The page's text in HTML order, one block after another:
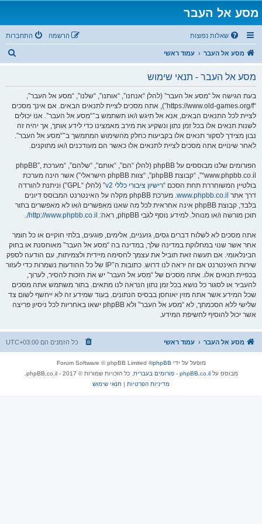
מסע אל העבר
שאלות נפוצות התחברות הרשמה
מסע אל העבר עמוד ראשי
מסע אל העבר - תנאי שימוש
בעת הגישה אל “מסע אל העבר” (להלן “אנחנו”, “אותנו”, “שלנו”, “מסע אל העבר”,
“https://www.old-games.org/f”), אתה מסכים לציית לתנאים הבאים. אם אינך מסכים
לציית לכל התנאים הבאים, אנא אל תיגש ו/או תשתמש ב־“מסע אל העבר”. אנו יכולים
לשנות תנאים אלו בכל זמן נתון ונשקיע את מירב מאמצינו כדי לידע אותך, אך יהיה זה
נבון מצידך לסקור תנאים אלו בקביעות כחלק מהשימוש המתמשך ב־“מסע אל העבר”.
לאחר שינויים אתה מסכים לציית לתנאים אלו כאשר הם מעודכנים ו/או מתוקנים.
הפורומים שלנו מבוססים על phpBB (להלן “הם”, “אותם”, “שלהם”, “מערכת phpBB”,
“www.phpbb.co.il”, “קבוצת phpBB”, “צוות phpBB הישראלי”) אשר הינה מערכת
בולטיין המשוחררת תחת הסכם “רישיון ציבורי כללי v2
” (להלן “GPL”) וניתנת להורדה
דרך אתר www.phpbb.co.il
. מערכת phpBB מקלה על האינטרנט המבוסס דיונים
בלבד, קבוצת phpBB אינה אחראית לכל מה שאנו מאפשרים ו/או לא מאפשרים בתור
תוכן מורשה ו/או מנוהל. למידע נוסף לגבי phpBB, ראה:
http://www.phpbb.co.il/
.
אתה מסכים לא לשלוח דברים גסים, גזעניים, אלימים, פוגעים, בלתי חוקיים או כל חומר
אחר אשר שנוי במחלוקת במדינה שלך, במדינה בה “מסע אל העבר” מאוחסנת או בחוק
הבינלאומי. אם תעשה זאת תוביל את עצמך לחסימה מיידית ולצמיתות, עם הודעה לספק
שירות האינטרנט אם זה יראה לנו דרוש. כתובות ה־IP של כל ההודעות נשמרות כדי לעזור
בכפיית תנאים אלו. אתה מסכים של “מסע אל העבר” יש את הזכות להסיר, לערוך,
להעביר או לסגור כל נושא בכל זמן נתון הנראה לנו מתאים. בתור משתמש אתה מסכים
שכל המידע אשר אתה מזין יאוחסן בבסיס הנתונים. בעוד שמידע זה לא ייחשף לשום צד
שלישי ללא הסכמתך, לא “מסע אל העבר” ולא phpBB ישאו באחריות לכל ניסיון פריצה
אשר יכול להוסיף לחשיפת המידע.
מסע אל העבר עמוד ראשי כל הזמנים הם UTC+03:00
מופעל על ידי phpBB
® Forum Software © phpBB Limited
מבוסס עלphpBB.co.il - פורומים בעברית
. כל הזכויות שמורות © 2017 - phpBB.co.il.
מדיניות הפרטיות | תנאי שימוש